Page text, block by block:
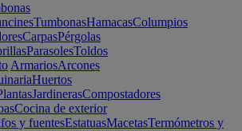
TumbonasHamacasColumpios
CarpasPérgolas
ParasolesToldos
ArmariosArcones
Huertos
JardinerasCompostadores
Cocina de exterior
y fuentesEstatuasMacetasTermómetros y